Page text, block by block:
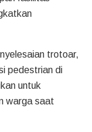
trotoar,
pedestrian di
untuk
warga saat